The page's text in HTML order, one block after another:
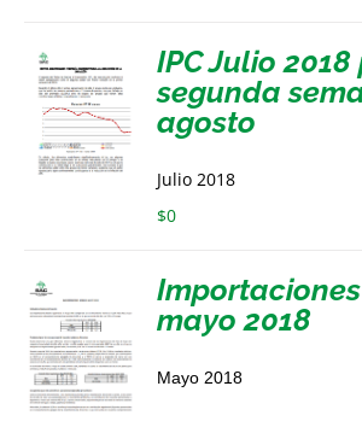
IPC Julio
segunda
agosto
Julio 2018
$0
mayo 2018
Mayo 2018